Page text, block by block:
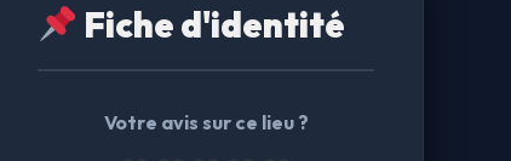
Fiche d'identité
Votre avis sur ce lieu ?